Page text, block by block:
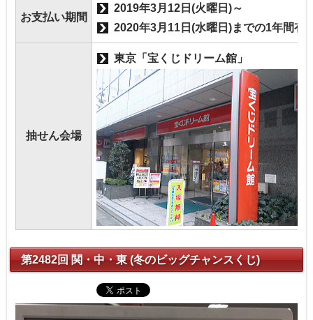
お支払い期間
2019年3月12日(火曜日)～
2020年3月11日(水曜日)までの1年間有
抽せん会場
東京「宝くじドリーム館」
第2482回 関・中・東 (冬のビッグチャンスくじ)